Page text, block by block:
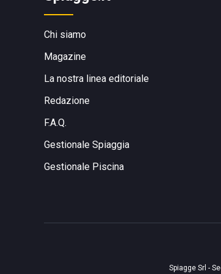
Chi siamo
Magazine
La nostra linea editoriale
Redazione
F.A.Q.
Gestionale Spiaggia
Gestionale Piscina
Spiagge Srl -